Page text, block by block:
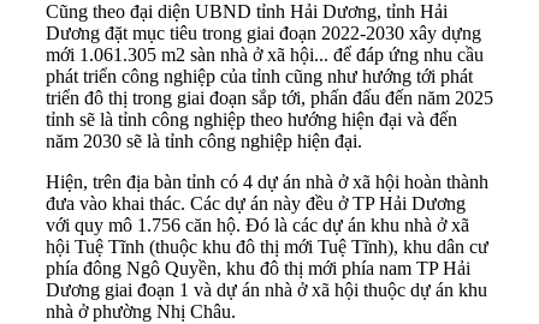
Cũng theo đại diện UBND tỉnh Hải Dương, tỉnh Hải
Dương đặt mục tiêu trong giai đoạn 2022-2030 xây dựng
mới 1.061.305 m2 sàn nhà ở xã hội... để đáp ứng nhu cầu
phát triển công nghiệp của tỉnh cũng như hướng tới phát
triển đô thị trong giai đoạn sắp tới, phấn đấu đến năm 2025
tỉnh sẽ là tỉnh công nghiệp theo hướng hiện đại và đến
năm 2030 sẽ là tỉnh công nghiệp hiện đại.
Hiện, trên địa bàn tỉnh có 4 dự án nhà ở xã hội hoàn thành
đưa vào khai thác. Các dự án này đều ở TP Hải Dương
với quy mô 1.756 căn hộ. Đó là các dự án khu nhà ở xã
hội Tuệ Tĩnh (thuộc khu đô thị mới Tuệ Tĩnh), khu dân cư
phía đông Ngô Quyền, khu đô thị mới phía nam TP Hải
Dương giai đoạn 1 và dự án nhà ở xã hội thuộc dự án khu
nhà ở phường Nhị Châu.